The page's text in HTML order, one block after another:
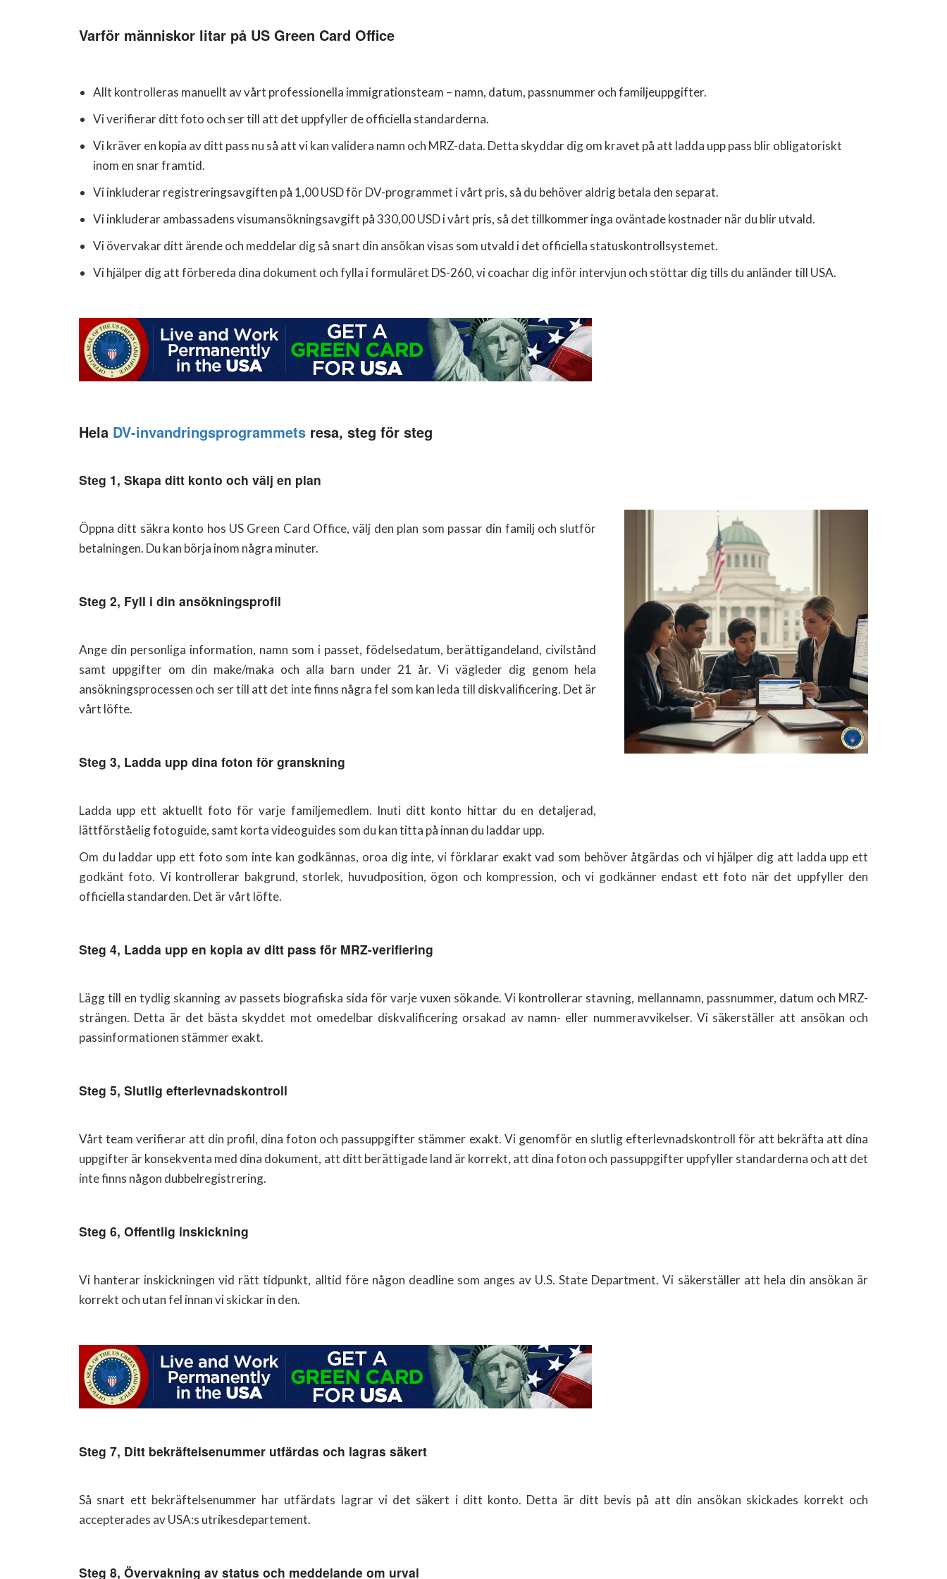
Varför människor litar på US Green Card Office
Allt kontrolleras manuellt av vårt professionella immigrationsteam – namn, datum, passnummer och familjeuppgifter.
Vi verifierar ditt foto och ser till att det uppfyller de officiella standarderna.
Vi kräver en kopia av ditt pass nu så att vi kan validera namn och MRZ-data. Detta skyddar dig om kravet på att ladda upp pass blir obligatoriskt
inom en snar framtid.
Vi inkluderar registreringsavgiften på 1,00 USD för DV-programmet i vårt pris, så du behöver aldrig betala den separat.
Vi inkluderar ambassadens visumansökningsavgift på 330,00 USD i vårt pris, så det tillkommer inga oväntade kostnader när du blir utvald.
Vi övervakar ditt ärende och meddelar dig så snart din ansökan visas som utvald i det officiella statuskontrollsystemet.
Vi hjälper dig att förbereda dina dokument och fylla i formuläret DS-260, vi coachar dig inför intervjun och stöttar dig tills du anländer till USA.
Hela DV-invandringsprogrammets resa, steg för steg
Steg 1, Skapa ditt konto och välj en plan
Öppna ditt säkra konto hos US Green Card Office, välj den plan som passar din familj och slutför
betalningen. Du kan börja inom några minuter.
Steg 2, Fyll i din ansökningsprofil
Ange din personliga information, namn som i passet, födelsedatum, berättigandeland, civilstånd
samt uppgifter om din make/maka och alla barn under 21 år. Vi vägleder dig genom hela
ansökningsprocessen och ser till att det inte finns några fel som kan leda till diskvalificering. Det är
vårt löfte.
Steg 3, Ladda upp dina foton för granskning
Ladda upp ett aktuellt foto för varje familjemedlem. Inuti ditt konto hittar du en detaljerad,
lättförståelig fotoguide, samt korta videoguides som du kan titta på innan du laddar upp.
Om du laddar upp ett foto som inte kan godkännas, oroa dig inte, vi förklarar exakt vad som behöver åtgärdas och vi hjälper dig att ladda upp ett
godkänt foto. Vi kontrollerar bakgrund, storlek, huvudposition, ögon och kompression, och vi godkänner endast ett foto när det uppfyller den
officiella standarden. Det är vårt löfte.
Steg 4, Ladda upp en kopia av ditt pass för MRZ-verifiering
Lägg till en tydlig skanning av passets biografiska sida för varje vuxen sökande. Vi kontrollerar stavning, mellannamn, passnummer, datum och MRZ-
strängen. Detta är det bästa skyddet mot omedelbar diskvalificering orsakad av namn- eller nummeravvikelser. Vi säkerställer att ansökan och
passinformationen stämmer exakt.
Steg 5, Slutlig efterlevnadskontroll
Vårt team verifierar att din profil, dina foton och passuppgifter stämmer exakt. Vi genomför en slutlig efterlevnadskontroll för att bekräfta att dina
uppgifter är konsekventa med dina dokument, att ditt berättigade land är korrekt, att dina foton och passuppgifter uppfyller standarderna och att det
inte finns någon dubbelregistrering.
Steg 6, Offentlig inskickning
Vi hanterar inskickningen vid rätt tidpunkt, alltid före någon deadline som anges av U.S. State Department. Vi säkerställer att hela din ansökan är
korrekt och utan fel innan vi skickar in den.
Steg 7, Ditt bekräftelsenummer utfärdas och lagras säkert
Så snart ett bekräftelsenummer har utfärdats lagrar vi det säkert i ditt konto. Detta är ditt bevis på att din ansökan skickades korrekt och
accepterades av USA:s utrikesdepartement.
Steg 8, Övervakning av status och meddelande om urval